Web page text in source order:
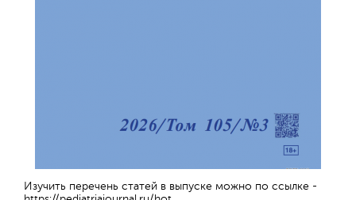
Изучить перечень статей в выпуске можно по ссылке -